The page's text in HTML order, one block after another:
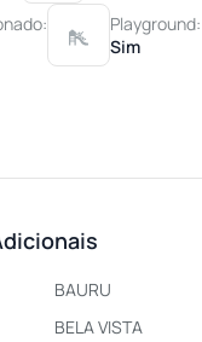
Playground:
Sim
BAURU
BELA VISTA